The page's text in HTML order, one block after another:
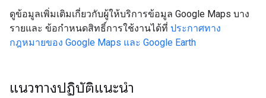
ดูข้อมูลเพิ่มเติมเกี่ยวกับผู้ให้บริการข้อมูล Google Maps บาง
รายและ ข้อกำหนดสิทธิ์การใช้งานได้ที่ ประกาศทาง
กฎหมายของ Google Maps และ Google Earth
แนวทางปฏิบัติแนะนำ